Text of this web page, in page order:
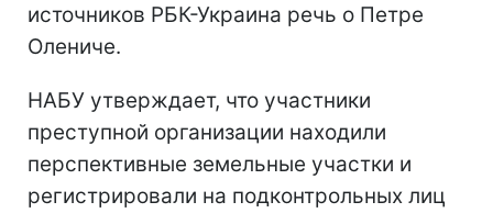
источников РБК-Украина речь о Петре
Олениче.
НАБУ утверждает, что участники
преступной организации находили
перспективные земельные участки и
регистрировали на подконтрольных лиц